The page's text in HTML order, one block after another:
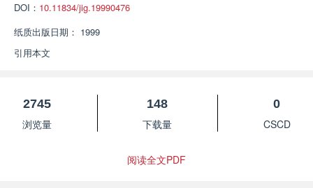
DOI： 10.11834/jig.19990476
纸质出版日期： 1999
引用本文
2745
浏览量
148
下载量
0
CSCD
阅读全文PDF